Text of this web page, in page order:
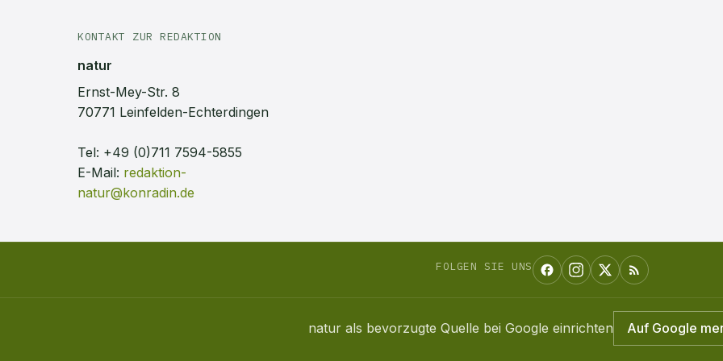
KONTAKT ZUR REDAKTION
natur
Ernst-Mey-Str. 8
70771 Leinfelden-Echterdingen
Tel: +49 (0)711 7594-5855
E-Mail: redaktion-
natur@konradin.de
FOLGEN SIE UNS
naturals bevorzugte Quelle bei Google einrichten Auf Google